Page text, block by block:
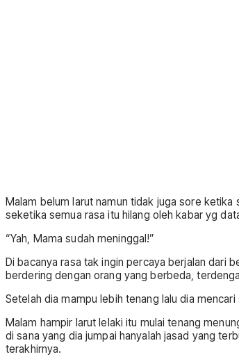
Malam belum larut namun tidak juga sore
seketika semua rasa itu hilang oleh kabar yg
“Yah, Mama sudah meninggal!”
Di bacanya rasa tak ingin percaya berjalan dari
berdering dengan orang yang berbeda,
Setelah dia mampu lebih tenang lalu dia
Malam hampir larut lelaki itu mulai tenang
di sana yang dia jumpai hanyalah jasad yang
terakhirnya.